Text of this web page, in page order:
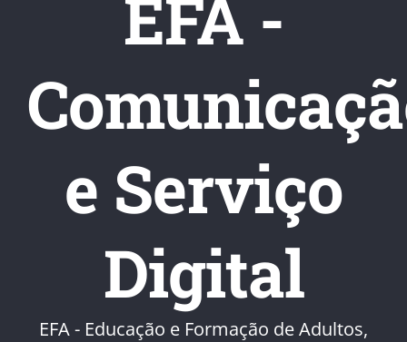
EFA -
e Serviço
Digital
EFA - Educação e Formação de Adultos,